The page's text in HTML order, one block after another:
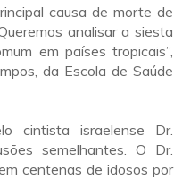
causa de morte de
analisar a siesta
em países tropicais”,
da Escola de Saúde
cintista israelense Dr.
semelhantes. O Dr.
centenas de idosos por